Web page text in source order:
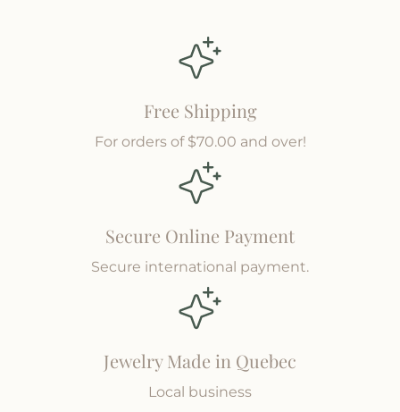
Free Shipping
For orders of $70.00 and over!
Secure Online Payment
Secure international payment.
Jewelry Made in Quebec
Local business